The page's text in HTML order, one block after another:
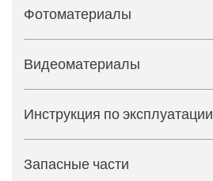
Фотоматериалы
Видеоматериалы
Инструкция по эксплуатации
Запасные части